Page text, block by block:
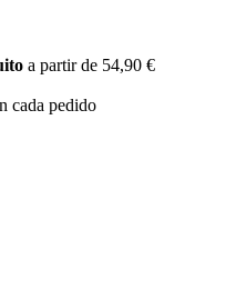
a partir de 54,90 €
cada pedido